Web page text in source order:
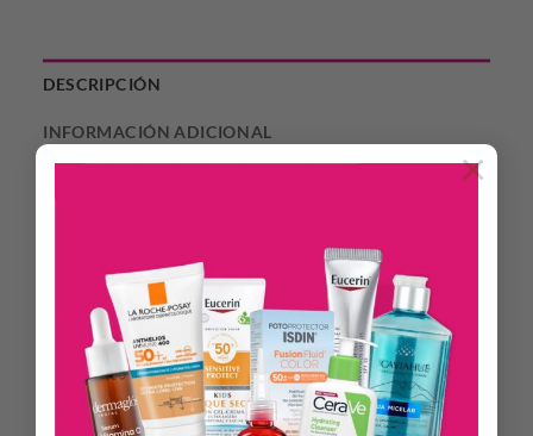
×
DESCRIPCIÓN
INFORMACIÓN ADICIONAL
térmicas. Cabellos lacios, controlados y manejables por más
tiempo. Contiene extracto de caviar, D-Pantenol y proteínas
de trigo, seda, soja y arroz. Devuelve la vitalidad perdida
otorgando brillo, suavidad e hidratación. Posee filtro UV que
lo protege de los rayos ultravioleta.
Modo de empleo